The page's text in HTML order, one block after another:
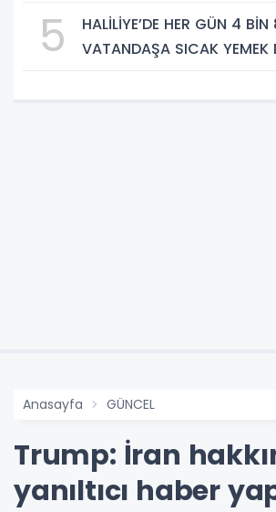
5
HALİLİYE’DE HER GÜN 4
VATANDAŞA SICAK YEMEK
Anasayfa GÜNCEL
Trump: İran
yanıltıcı haber